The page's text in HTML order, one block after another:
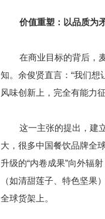
价值重塑：以品质为
在商业目标的背后，
知。余俊贤直言：“我们想
风味创新上，完全有能力
这一主张的提出，建
大，很多中国餐饮品牌全
升级的“内卷成果”向外辐
（如清甜莲子、特色坚果
全球货架上。